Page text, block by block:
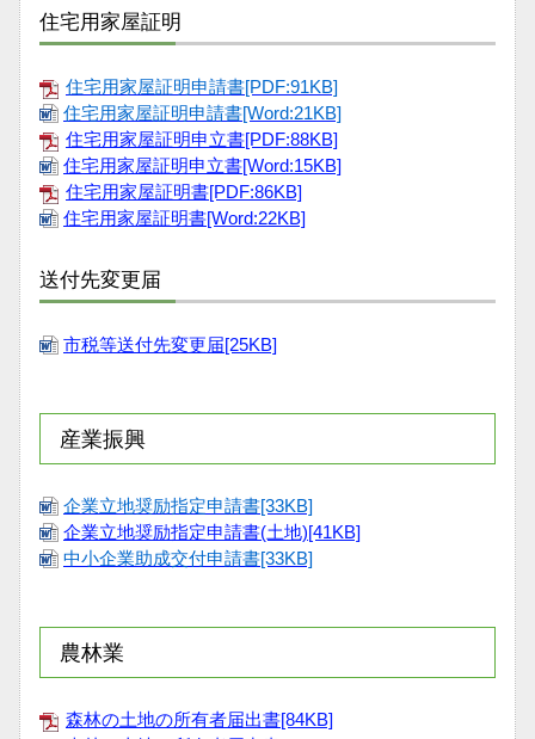
住宅用家屋証明
住宅用家屋証明申請書[PDF:91KB]
住宅用家屋証明申請書[Word:21KB]
住宅用家屋証明申立書[PDF:88KB]
住宅用家屋証明申立書[Word:15KB]
住宅用家屋証明書[PDF:86KB]
住宅用家屋証明書[Word:22KB]
送付先変更届
市税等送付先変更届[25KB]
産業振興
企業立地奨励指定申請書[33KB]
企業立地奨励指定申請書(土地)[41KB]
中小企業助成交付申請書[33KB]
農林業
森林の土地の所有者届出書[84KB]